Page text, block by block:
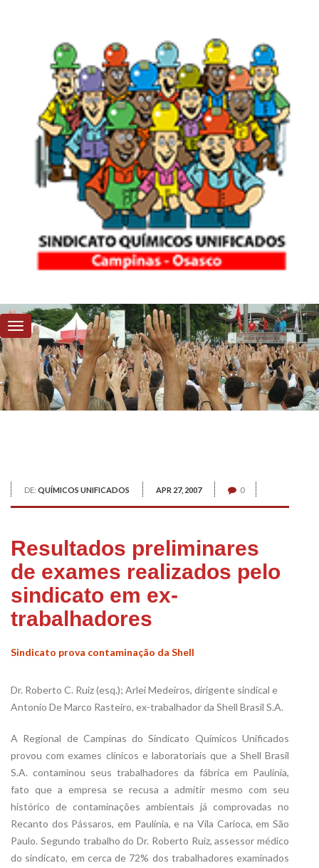
DE: QUÍMICOS UNIFICADOS APR 27, 2007 0
Resultados preliminares
de exames realizados pelo
sindicato em ex-
trabalhadores
Sindicato prova contaminação da Shell
Dr. Roberto C. Ruiz (esq.); Arlei Medeiros, dirigente sindical e
Antonio De Marco Rasteiro, ex-trabalhador da Shell Brasil S.A.
A Regional de Campinas do Sindicato Químicos Unificados
provou com exames clínicos e laboratoriais que a Shell Brasil
S.A. contaminou seus trabalhadores da fábrica em Paulínia,
fato que a empresa se recusa a admitir mesmo com seu
histórico de contaminações ambientais já comprovadas no
Recanto dos Pássaros, em Paulínia, e na Vila Carioca, em São
Paulo. Segundo trabalho do Dr. Roberto Ruiz, assessor médico
do sindicato, em cerca de 72% dos trabalhadores examinados